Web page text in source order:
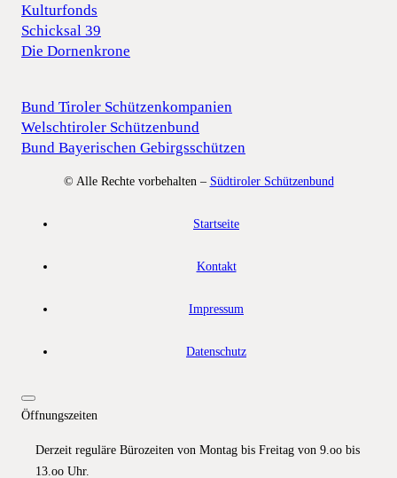
Kulturfonds
Schicksal 39
Die Dornenkrone
Bund Tiroler Schützenkompanien
Welschtiroler Schützenbund
Bund Bayerischen Gebirgsschützen
© Alle Rechte vorbehalten – Südtiroler Schützenbund
Startseite
Kontakt
Impressum
Datenschutz
Öffnungszeiten
Derzeit reguläre Bürozeiten von Montag bis Freitag von 9.oo bis
13.oo Uhr.